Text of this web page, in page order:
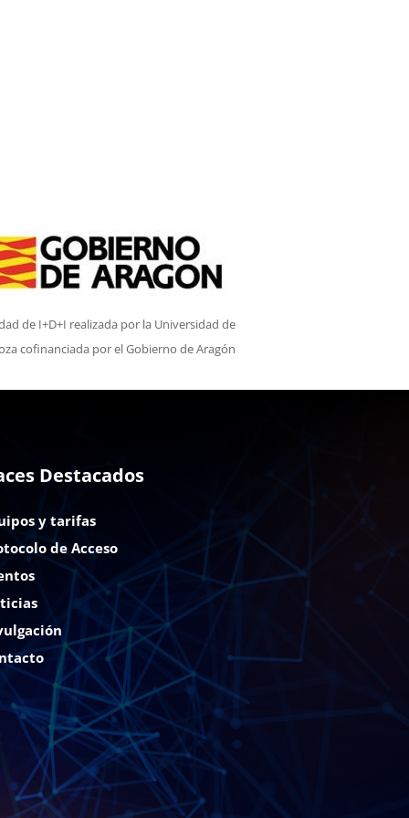
de I+D+I realizada por la Universidad de
cofinanciada por el Gobierno de Aragón
Destacados
y tarifas
de Acceso